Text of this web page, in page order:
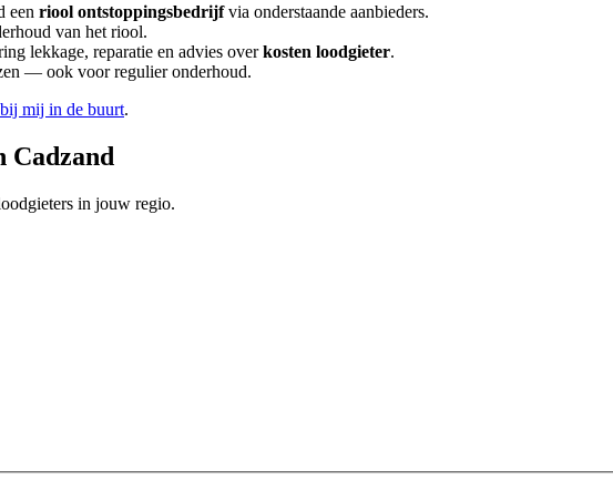
een riool ontstoppingsbedrijfvia onderstaande aanbieders.
van het riool.
lekkage, reparatie en advies overkosten loodgieter.
— ook voor regulier onderhoud.
mij in de buurt.
Cadzand
in jouw regio.